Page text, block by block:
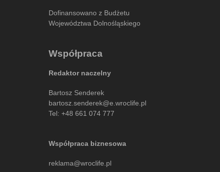
Dofinansowano z Budżetu
Województwa Dolnośląskiego
Współpraca
Redaktor naczelny
Bartosz Senderek
bartosz.senderek@e.wroclife.pl
Tel: +48 661 074 777
Współpraca biznesowa
reklama@wroclife.pl